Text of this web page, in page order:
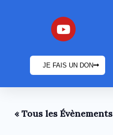
Y
o
t
u
b
JE FAIS UN DON
« Tous les Évènements